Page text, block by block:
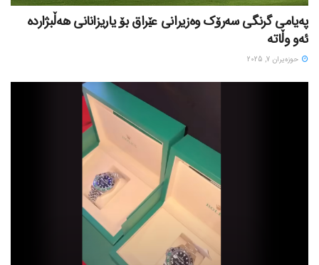
پەیامی گرنگی سەرۆک وەزیرانی عێراق بۆ یاریزانانی هەڵبژارده
ئەو وڵاتە
حوزه‌یران 7, 2025